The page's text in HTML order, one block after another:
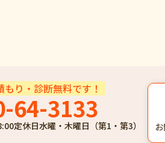
り・診断無料です！
64-3133
定休日水曜・木曜日（第1・第3）